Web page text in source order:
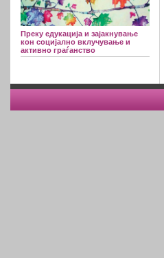
Преку едукација и зајакнување
кон социјално вклучување и
активно граѓанство